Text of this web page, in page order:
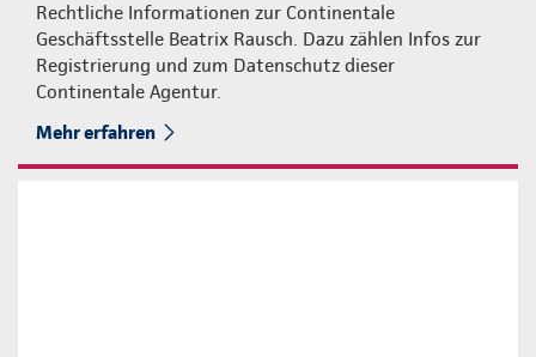
Rechtliche Informationen zur Continentale
Geschäftsstelle Beatrix Rausch. Dazu zählen Infos zur
Registrierung und zum Datenschutz dieser
Continentale Agentur.
Mehr erfahren